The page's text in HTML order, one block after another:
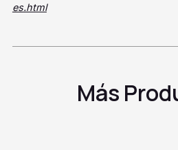
es.html
Más